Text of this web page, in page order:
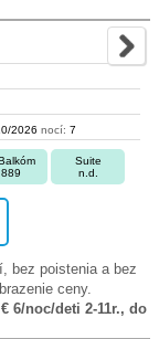
2026 nocí: 7
889
Suite
n.d.
bez poistenia a bez
ceny.
6/noc/deti 2-11r., do